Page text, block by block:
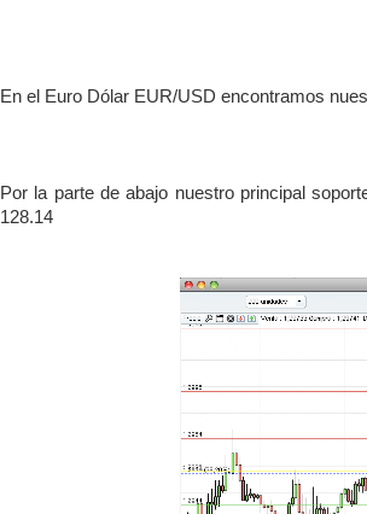
En el Euro Dólar EUR/USD encontramos
Por la parte de abajo nuestro principal
128.14